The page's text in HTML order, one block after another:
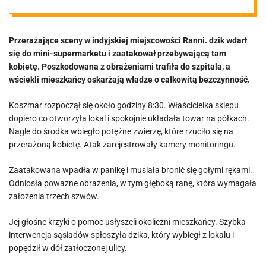
[VIDEO]
Przerażające sceny w indyjskiej miejscowości Ranni. dzik wdarł
się do mini-supermarketu i zaatakował przebywającą tam
kobietę. Poszkodowana z obrażeniami trafiła do szpitala, a
wściekli mieszkańcy oskarżają władze o całkowitą bezczynność.
Koszmar rozpoczął się około godziny 8:30. Właścicielka sklepu
dopiero co otworzyła lokal i spokojnie układała towar na półkach.
Nagle do środka wbiegło potężne zwierzę, które rzuciło się na
przerażoną kobietę. Atak zarejestrowały kamery monitoringu.
Zaatakowana wpadła w panikę i musiała bronić się gołymi rękami.
Odniosła poważne obrażenia, w tym głęboką ranę, która wymagała
założenia trzech szwów.
Jej głośne krzyki o pomoc usłyszeli okoliczni mieszkańcy. Szybka
interwencja sąsiadów spłoszyła dzika, który wybiegł z lokalu i
popędził w dół zatłoczonej ulicy.